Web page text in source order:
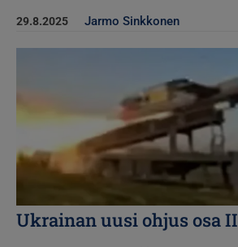
29.8.2025 Jarmo Sinkkonen
Ukrainan uusi ohjus osa II